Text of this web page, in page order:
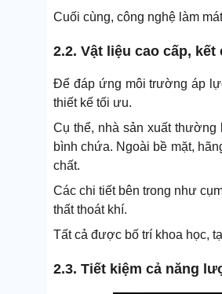
Cuối cùng, công nghệ làm
2.2. Vật liệu cao cấp,
Để đáp ứng môi trường áp
thiết kế tối ưu.
Cụ thể, nhà sản xuất
bình chứa. Ngoài bề mặt,
chất.
Các chi tiết bên trong như
thất thoát khí.
Tất cả được bố trí khoa học,
2.3. Tiết kiệm cả năng